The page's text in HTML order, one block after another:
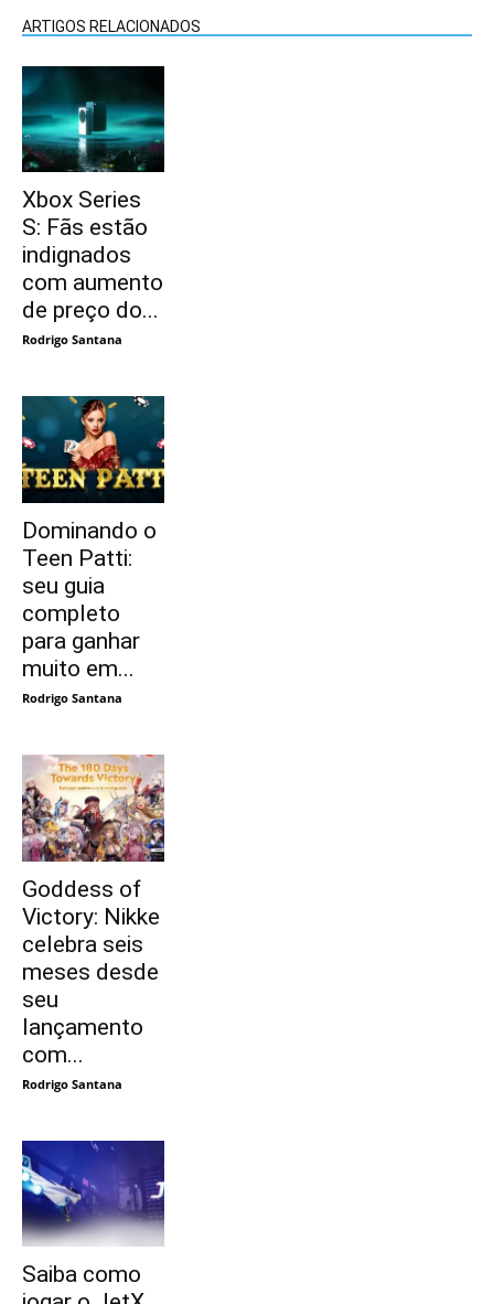
ARTIGOS RELACIONADOS
Xbox Series
S: Fãs estão
indignados
com aumento
de preço do...
Rodrigo Santana
Dominando o
Teen Patti:
seu guia
completo
para ganhar
muito em...
Rodrigo Santana
Goddess of
Victory: Nikke
celebra seis
meses desde
seu
lançamento
com...
Rodrigo Santana
Saiba como